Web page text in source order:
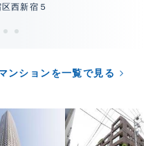
西新宿５
ンションを一覧で見る